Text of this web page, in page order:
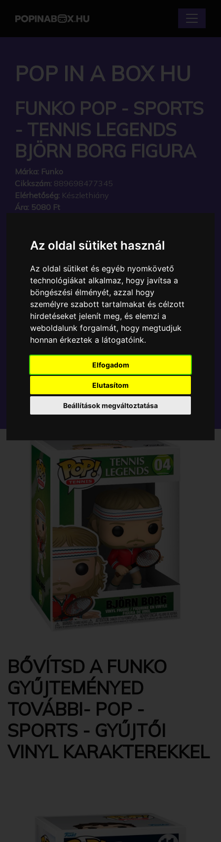
Az oldal sütiket használ
Az oldal sütiket és egyéb nyomkövető
technológiákat alkalmaz, hogy javítsa a
böngészési élményét, azzal hogy
személyre szabott tartalmakat és célzott
hirdetéseket jelenít meg, és elemzi a
weboldalunk forgalmát, hogy megtudjuk
honnan érkeztek a látogatóink.
Elfogadom
Elutasítom
Beállítások megváltoztatása
POP IN A BOX HU
FUNKO POP - SPORTS
- TENNIS LEGENDS
BJÖRN BORG FIGURA
Márka: Funko
Cikkszám: 889698477345
Elérhetőség: Készlethiány
Ára: 5080 Ft
Funko POP - Sports - Tennis Legends Björn Borg
figura, amely ablakos csomagolásban azaz - POP In
A termék sajnos nem elérhető, nézd meg
MÁSOK MIT VESZNEK
Tetszik? Osszd meg másokkal!
BŐVÍTSD A FUNKO
GYŰJTEMÉNYED
TOVÁBBI- POP -
SPORTS - GYŰJTŐI
VINYL KARAKTEREKKEL